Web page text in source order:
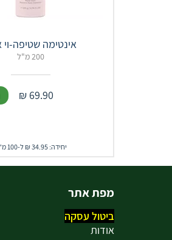
‎אינטימה‎ ‎שטיפה‎-‎וי‎ ‎אז‎'‎ג
200 מ"ל
69.90
₪
יחידה: 34.95 ₪ ל-100 מ"ל
מפת אתר
ביטול עסקה
אודות